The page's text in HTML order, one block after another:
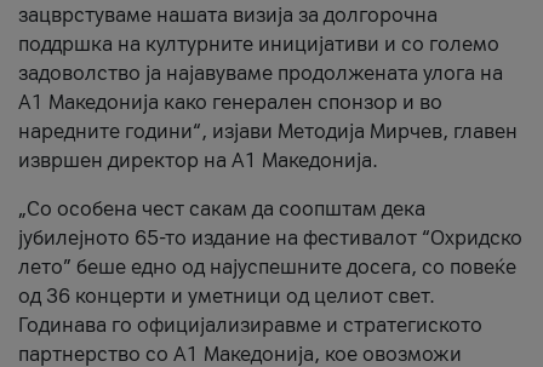
зацврстуваме нашата визија за долгорочна
поддршка на културните иницијативи и со големо
задоволство ја најавуваме продолжената улога на
A1 Македонија како генерален спонзор и во
наредните години“, изјави Методија Мирчев, главен
извршен директор на A1 Македонија.
„Со особена чест сакам да соопштам дека
јубилејното 65-то издание на фестивалот “Охридско
лето” беше едно од најуспешните досега, со повеќе
од 36 концерти и уметници од целиот свет.
Годинава го официјализиравме и стратегиското
партнерство со А1 Македонија, кое овозможи